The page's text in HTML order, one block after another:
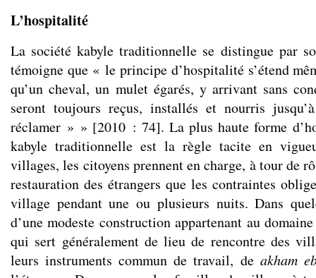
L’hospitalité
La société kabyle traditionnelle se distingue par
témoigne que « le principe d’hospitalité s’étend
qu’un cheval, un mulet égarés, y arrivant sans
seront toujours reçus, installés et nourris
réclamer » » [2010 : 74]. La plus haute forme
kabyle traditionnelle est la règle tacite en
villages, les citoyens prennent en charge, à tour de
restauration des étrangers que les contraintes
village pendant une ou plusieurs nuits. Dans
d’une modeste construction appartenant au
qui sert généralement de lieu de rencontre des
leurs instruments commun de travail, de akham